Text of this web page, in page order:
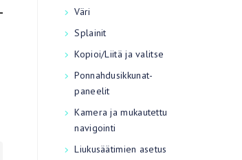
Väri
Splainit
Kopioi/Liitä ja valitse
Ponnahdusikkunat-
paneelit
Kamera ja mukautettu
navigointi
Liukusäätimien asetus